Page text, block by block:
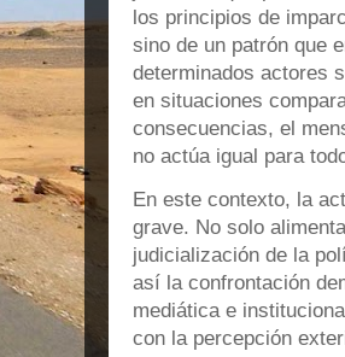
los principios de
sino de un patrón que
determinados actores
en situaciones
consecuencias, el
no actúa igual para
En este contexto, la
grave. No solo
judicialización de la
así la confrontación
mediática e
con la percepción